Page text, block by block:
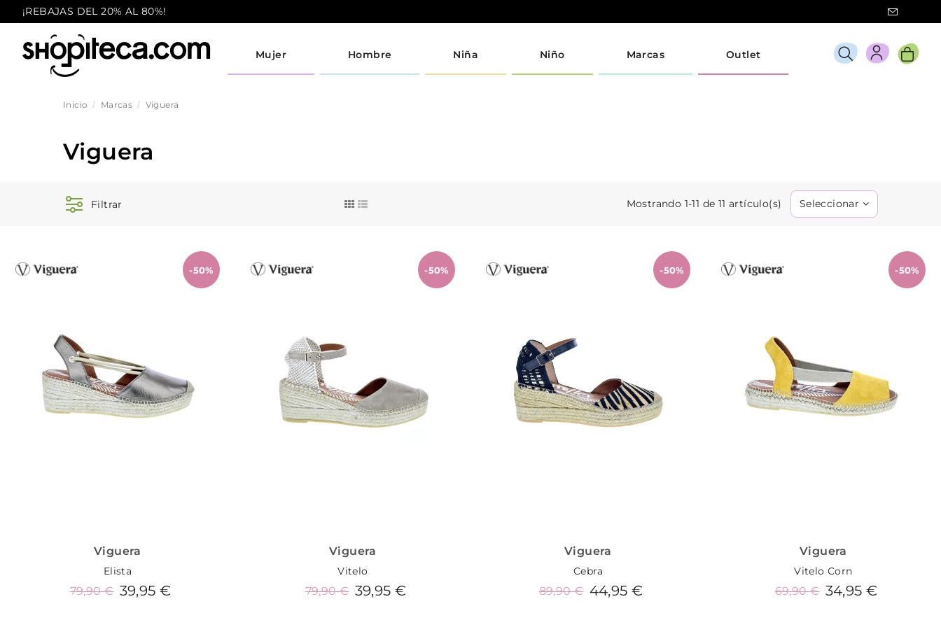
¡REBAJAS DEL 20% AL 80%!
Mujer Hombre Niña Niño Marcas Outlet
Inicio Marcas Viguera
Viguera
Filtrar Mostrando 1-11 de 11 artículo(s) Seleccionar
-50%
Viguera
Elista
39,95 €
79,90 €
-50%
Viguera
Vitelo
39,95 €
79,90 €
-50%
Viguera
Cebra
44,95 €
89,90 €
-50%
Viguera
Vitelo Corn
34,95 €
69,90 €